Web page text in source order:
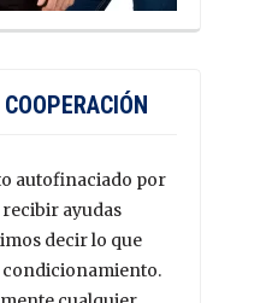
autofinaciado por
ayudas
decir lo que